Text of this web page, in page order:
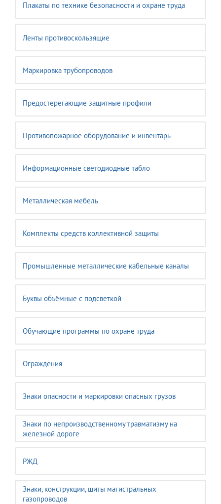
Плакаты по технике безопасности и охране труда
Ленты противоскользящие
Маркировка трубопроводов
Предостерегающие защитные профили
Противопожарное оборудование и инвентарь
Информационные светодиодные табло
Металлическая мебель
Комплекты средств коллективной защиты
Промышленные металлические кабельные каналы
Буквы объёмные с подсветкой
Обучающие программы по охране труда
Ограждения
Знаки опасности и маркировки опасных грузов
Знаки по непроизводственному травматизму на
железной дороге
РЖД
Знаки, конструкции, щиты магистральных
газопроводов